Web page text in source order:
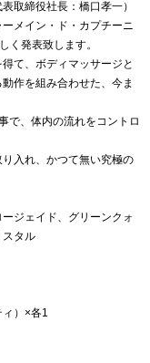
取締役社長：橋口孝一）
メイン・ド・カプチーニ
く発表致します。
て、ボディマッサージと
作を組み合わせた、今ま
で、体内の流れをコントロ
入れ、かつて無い究極の
ジェイド、グリーンクォ
スタル
ィ）×各1